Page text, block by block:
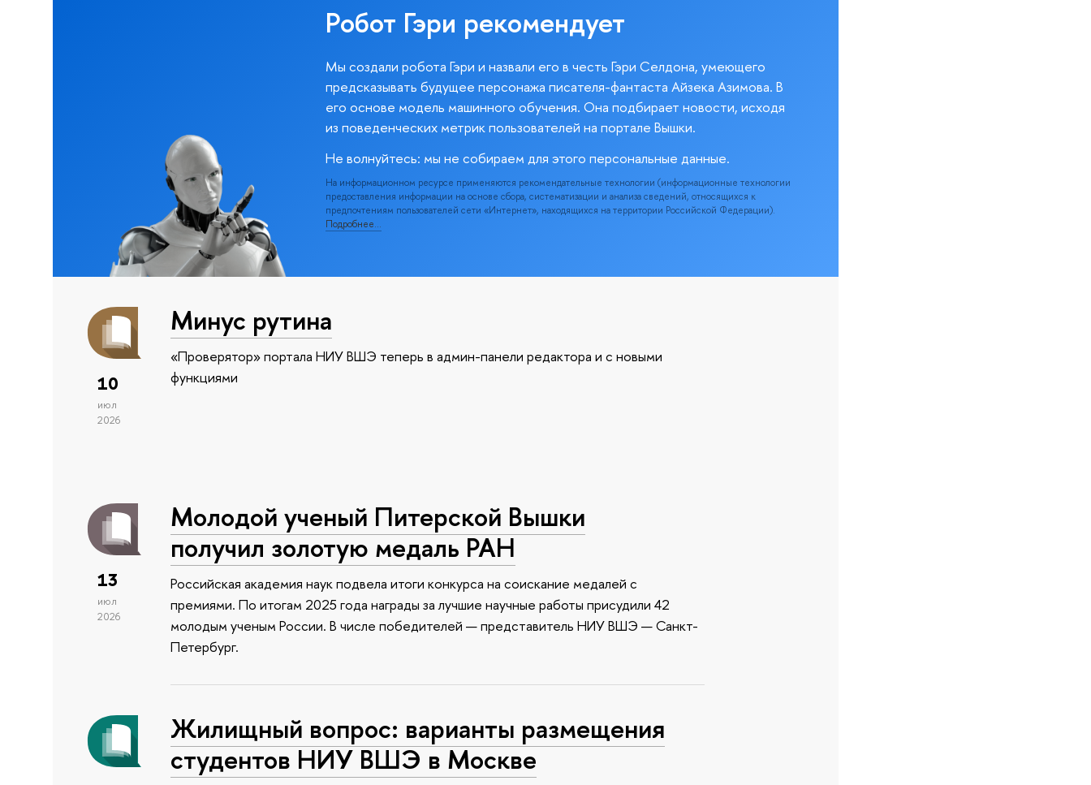
Робот Гэри рекомендует
Мы создали робота Гэри и назвали его в честь Гэри Селдона, умеющего
предсказывать будущее персонажа писателя-фантаста Айзека Азимова. В
его основе модель машинного обучения. Она подбирает новости, исходя
из поведенческих метрик пользователей на портале Вышки.
Не волнуйтесь: мы не собираем для этого персональные данные.
На информационном ресурсе применяются рекомендательные технологии (информационные технологии
предоставления информации на основе сбора, систематизации и анализа сведений, относящихся к
предпочтениям пользователей сети «Интернет», находящихся на территории Российской Федерации).
Подробнее…
10
июл
2026
Минус рутина
«Проверятор» портала НИУ ВШЭ теперь в админ-панели редактора и с новыми
функциями
13
июл
2026
Молодой ученый Питерской Вышки
получил золотую медаль РАН
Российская академия наук подвела итоги конкурса на соискание медалей с
премиями. По итогам 2025 года награды за лучшие научные работы присудили 42
молодым ученым России. В числе победителей — представитель НИУ ВШЭ — Санкт-
Петербург.
Жилищный вопрос: варианты размещения
студентов НИУ ВШЭ в Москве